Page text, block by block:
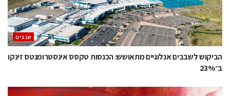
‫שבבים‬
הביקוש לשבבים אנלוגיים מתאושש: הכנסות טקסס אינסטרומנטס זינקו
ב־23%